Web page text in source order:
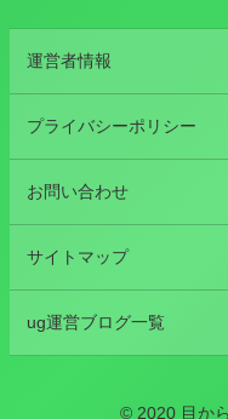
運営者情報
プライバシーポリシー
お問い合わせ
サイトマップ
ug運営ブログ一覧
© 2020 目か